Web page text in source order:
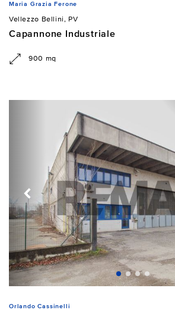
Maria Grazia Ferone
Vellezzo Bellini, PV
Capannone Industriale
900 mq
Orlando Cassinelli